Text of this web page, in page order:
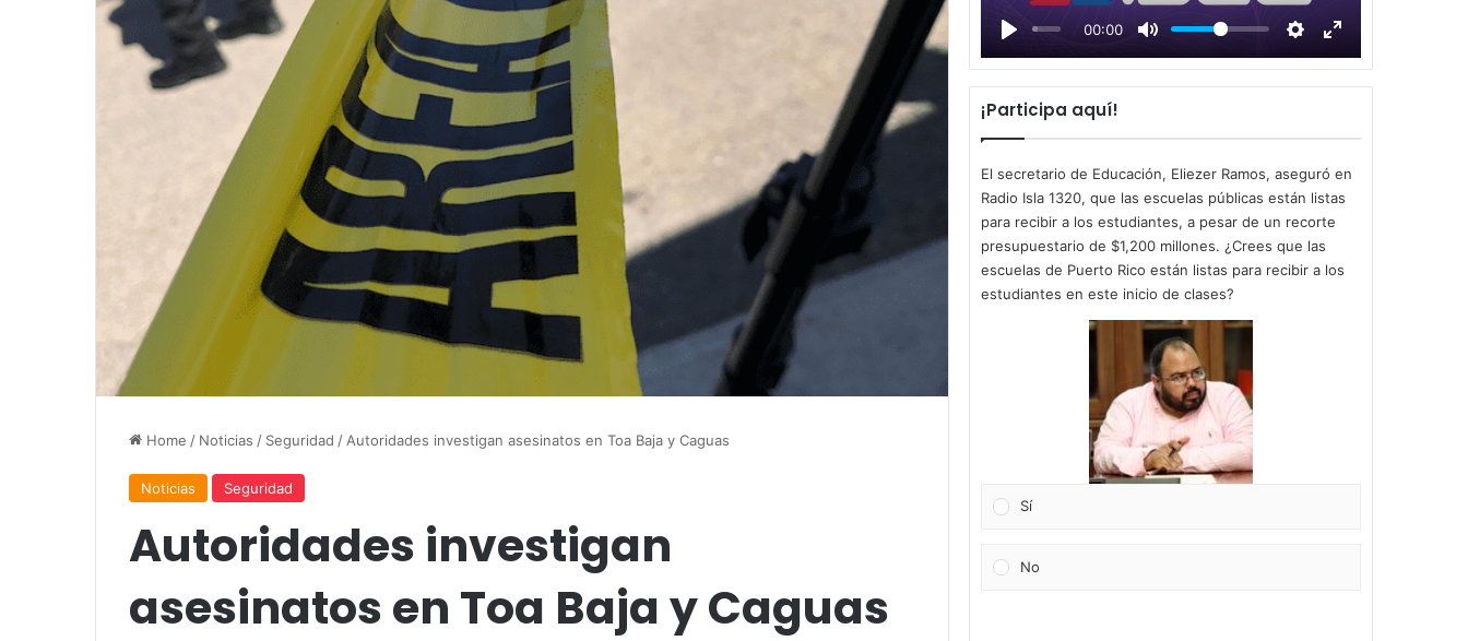
Home / Noticias / Seguridad /Autoridades investigan asesinatos en Toa Baja y Caguas
Noticias Seguridad
Autoridades investigan
asesinatos en Toa Baja y Caguas
00:00
l
a
y
¡Participa aquí!
El secretario de Educación, Eliezer Ramos, aseguró en
Radio Isla 1320, que las escuelas públicas están listas
para recibir a los estudiantes, a pesar de un recorte
presupuestario de $1,200 millones. ¿Crees que las
escuelas de Puerto Rico están listas para recibir a los
estudiantes en este inicio de clases?
Sí
No